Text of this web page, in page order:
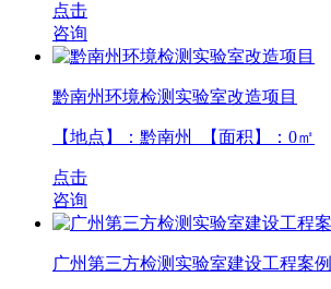
点击
咨询
黔南州环境检测实验室改造项目
【地点】：黔南州 【面积】： 0㎡
点击
咨询
广州第三方检测实验室建设工程案例